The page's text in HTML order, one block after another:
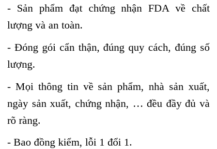
- Sản phẩm đạt chứng nhận FDA về chất
lượng và an toàn.
- Đóng gói cẩn thận, đúng quy cách, đúng số
lượng.
- Mọi thông tin về sản phẩm, nhà sản xuất,
ngày sản xuất, chứng nhận, … đều đầy đủ và
rõ ràng.
- Bao đồng kiểm, lỗi 1 đổi 1.